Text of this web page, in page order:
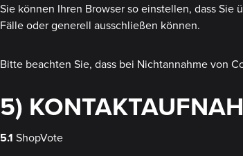
Sie können Ihren Browser so einstellen, dass
Fälle oder generell ausschließen können.
Bitte beachten Sie, dass bei Nichtannahme von
5)
5.1 ShopVote